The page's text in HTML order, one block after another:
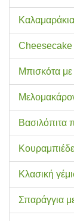
Cheesecake
Μπισκότα
Βασιλόπιτα
Κλασική
Σπαράγγια